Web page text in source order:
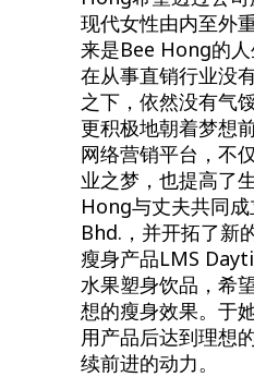
现代女性由内至外
来是Bee Hong的
在从事直销行业没
之下，依然没有气
更积极地朝着梦想
网络营销平台，不
业之梦，也提高了
Hong与丈夫共同
Bhd.，并开拓了新
瘦身产品LMS
水果塑身饮品，希
想的瘦身效果。于
用产品后达到理想
续前进的动力。